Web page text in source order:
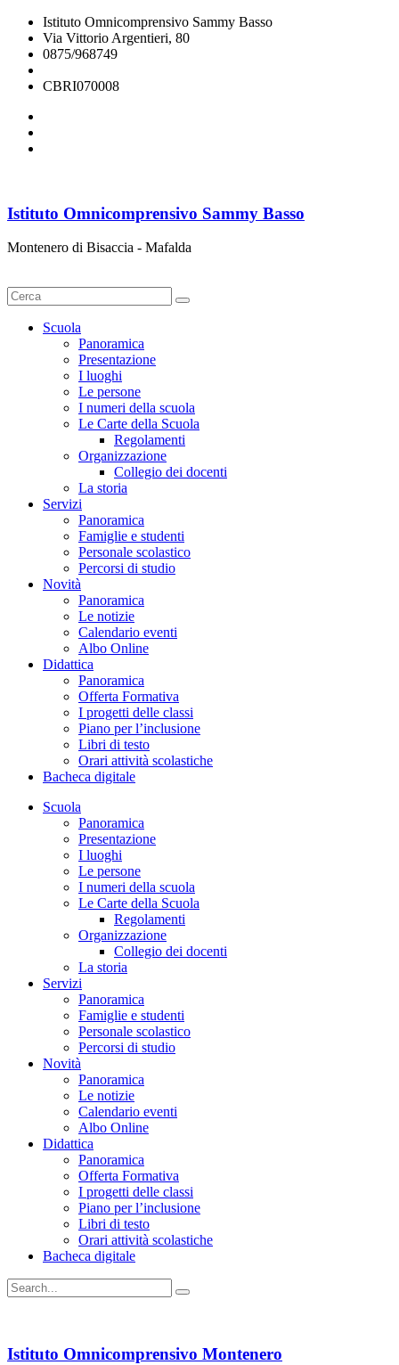
Istituto Omnicomprensivo Sammy Basso
Via Vittorio Argentieri, 80
0875/968749
CBRI070008
Istituto Omnicomprensivo Sammy Basso
Montenero di Bisaccia - Mafalda
Scuola
Panoramica
Presentazione
I luoghi
Le persone
I numeri della scuola
Le Carte della Scuola
Regolamenti
Organizzazione
Collegio dei docenti
La storia
Servizi
Panoramica
Famiglie e studenti
Personale scolastico
Percorsi di studio
Novità
Panoramica
Le notizie
Calendario eventi
Albo Online
Didattica
Panoramica
Offerta Formativa
I progetti delle classi
Piano per l’inclusione
Libri di testo
Orari attività scolastiche
Bacheca digitale
Scuola
Panoramica
Presentazione
I luoghi
Le persone
I numeri della scuola
Le Carte della Scuola
Regolamenti
Organizzazione
Collegio dei docenti
La storia
Servizi
Panoramica
Famiglie e studenti
Personale scolastico
Percorsi di studio
Novità
Panoramica
Le notizie
Calendario eventi
Albo Online
Didattica
Panoramica
Offerta Formativa
I progetti delle classi
Piano per l’inclusione
Libri di testo
Orari attività scolastiche
Bacheca digitale
Istituto Omnicomprensivo Montenero